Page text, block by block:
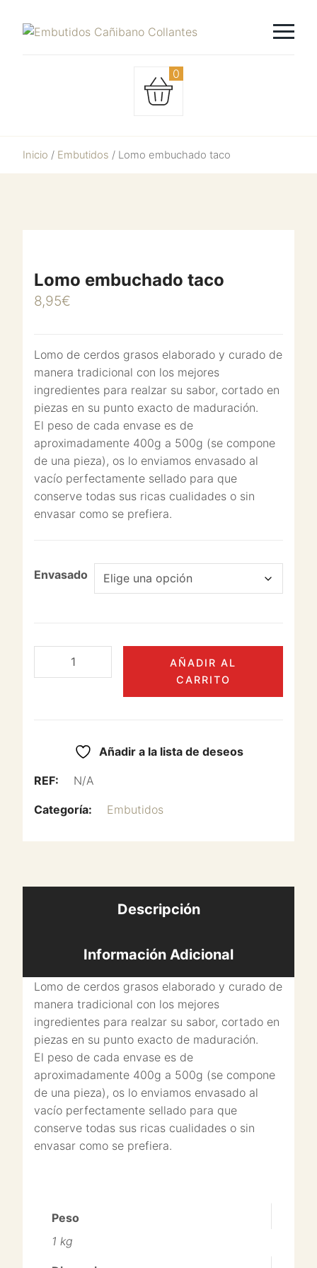
0
Inicio / Embutidos / Lomo embuchado taco
Lomo embuchado taco
8,95€
Lomo de cerdos grasos elaborado y curado de
manera tradicional con los mejores
ingredientes para realzar su sabor, cortado en
piezas en su punto exacto de maduración.
El peso de cada envase es de
aproximadamente 400g a 500g (se compone
de una pieza), os lo enviamos envasado al
vacío perfectamente sellado para que
conserve todas sus ricas cualidades o sin
envasar como se prefiera.
Envasado
AÑADIR AL
CARRITO
Añadir a la lista de deseos
REF: N/A
Categoría: Embutidos
Descripción
Información Adicional
Lomo de cerdos grasos elaborado y curado de
manera tradicional con los mejores
ingredientes para realzar su sabor, cortado en
piezas en su punto exacto de maduración.
El peso de cada envase es de
aproximadamente 400g a 500g (se compone
de una pieza), os lo enviamos envasado al
vacío perfectamente sellado para que
conserve todas sus ricas cualidades o sin
envasar como se prefiera.
Peso
1 kg